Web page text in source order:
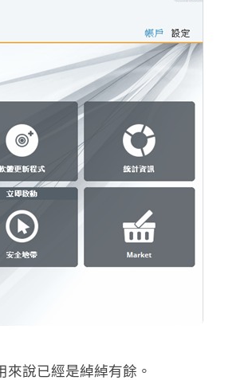
說已經是綽綽有餘。